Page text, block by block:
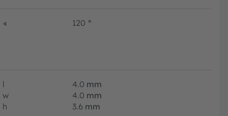
∢ 120 °
l 4.0 mm
w
4.0 mm
h
3.6 mm